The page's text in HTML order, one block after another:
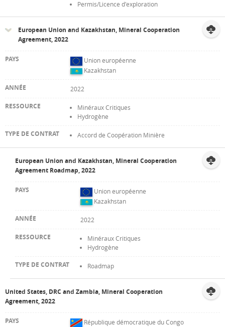
Permis/Licence d'exploration
European Union and Kazakhstan, Mineral Cooperation
Agreement, 2022
Union européenne
Kazakhstan
2022
Minéraux Critiques
Hydrogène
Accord de Coopération Minière
European Union and Kazakhstan, Mineral Cooperation
Agreement Roadmap, 2022
Union européenne
Kazakhstan
2022
Minéraux Critiques
Hydrogène
Roadmap
United States, DRC and Zambia, Mineral Cooperation
Agreement, 2022
République démocratique du Congo